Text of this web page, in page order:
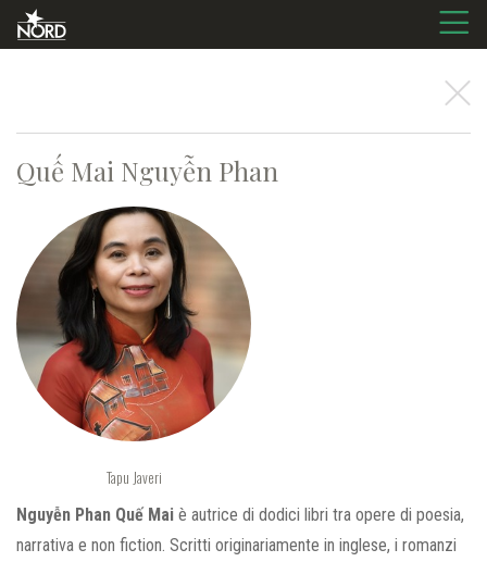
Quế Mai Nguyễn Phan
Tapu Javeri
Nguyễn Phan Quế Mai è autrice di dodici libri tra opere di poesia,
narrativa e non fiction. Scritti originariamente in inglese, i romanzi